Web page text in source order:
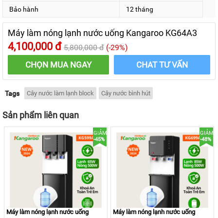
thường liên tục, nhiệt độ nước nóng ≥90ºC – nước lạnh
nóng và 2 lít nước lạnh trong 1 giờ thỏa mãn nhu cầu giải
khát đông người.
Bảo hành 12 tháng
Máy làm nóng lạnh nước uống Kangaroo KG64A3
4,100,000 đ 5,800,000 đ (-29%)
CHỌN MUA NGAY CHAT TƯ VẤN
Tags Cây nước làm lạnh block Cây nước bình hút
Sản phẩm liên quan
GIẢM
-45%
Máy làm nóng lạnh nước uống
GIẢM
-48%
Máy làm nóng lạnh nước uống